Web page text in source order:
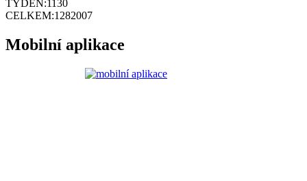
TÝDEN:1130
CELKEM:1282007
Mobilní aplikace